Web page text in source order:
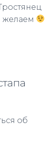
желаем
об